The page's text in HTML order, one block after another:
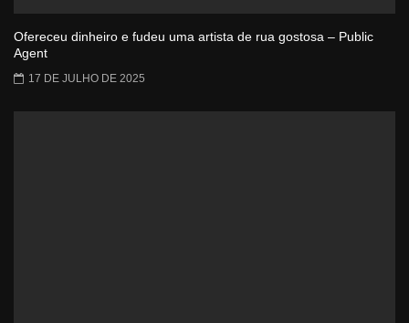
Ofereceu dinheiro e fudeu uma artista de rua gostosa – Public
Agent
17 DE JULHO DE 2025